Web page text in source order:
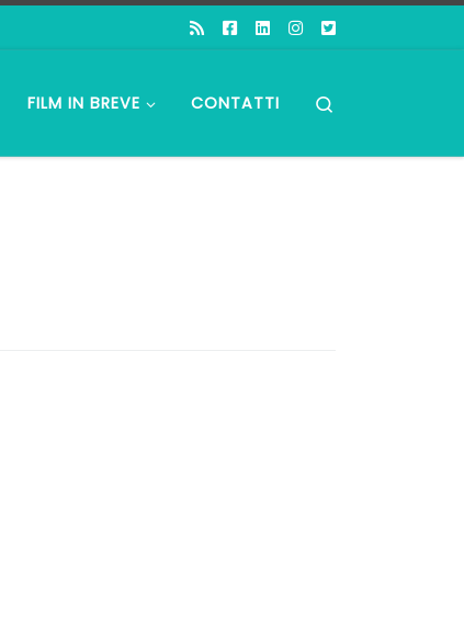
FILM IN BREVE CONTATTI